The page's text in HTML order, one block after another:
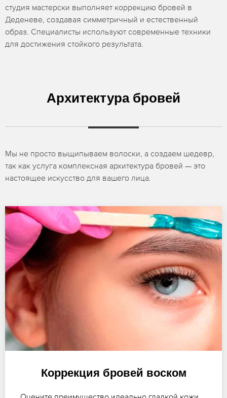
студия мастерски выполняет коррекцию бровей в
Деденеве, создавая симметричный и естественный
образ. Специалисты используют современные техники
для достижения стойкого результата.
Архитектура бровей
Мы не просто выщипываем волоски, а создаем шедевр,
так как услуга комплексная архитектура бровей — это
настоящее искусство для вашего лица.
Коррекция бровей воском